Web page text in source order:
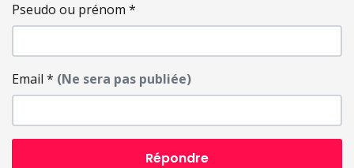
Pseudo ou prénom *
Email * (Ne sera pas publiée)
Répondre